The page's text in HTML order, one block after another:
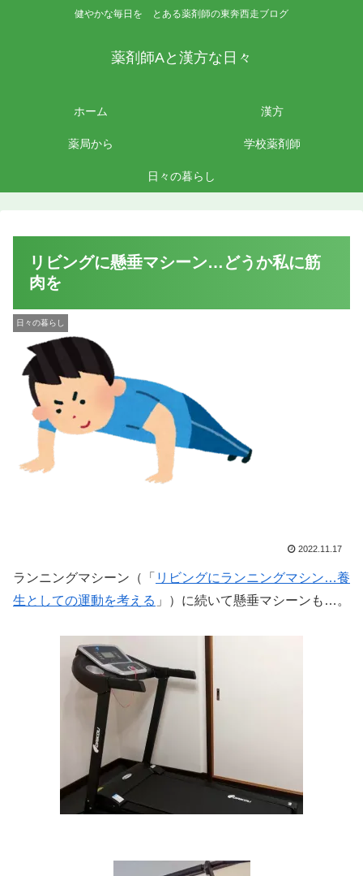
健やかな毎日を とある薬剤師の東奔西走ブログ
薬剤師Aと漢方な日々
ホーム 漢方
薬局から 学校薬剤師
日々の暮らし
リビングに懸垂マシーン…どうか私に筋
肉を
日々の暮らし
2022.11.17
ランニングマシーン（「 リビングにランニングマシン…養
生としての運動を考える 」）に続いて懸垂マシーンも…。